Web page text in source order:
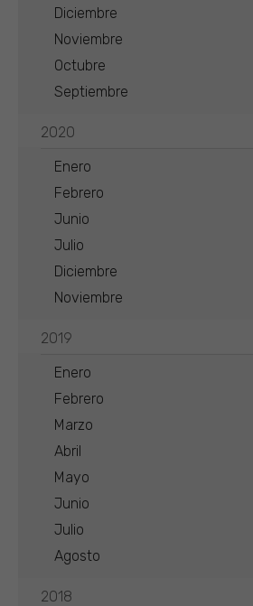
Diciembre
Noviembre
Octubre
Septiembre
2020
Enero
Febrero
Junio
Julio
Diciembre
Noviembre
2019
Enero
Febrero
Marzo
Abril
Mayo
Junio
Julio
Agosto
2018